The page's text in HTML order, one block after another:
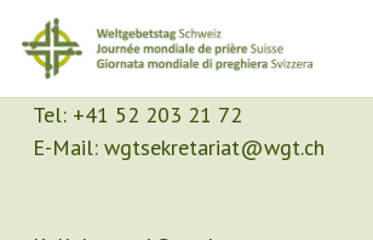
Kontakt
Sekretariat
Tel: +41 52 203 21 72
E-Mail: wgtsekretariat@wgt.ch